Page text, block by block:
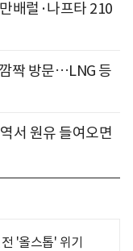
배럴·나프타 210
짝 방문…LNG 등
서 원유 들여오면
'올스톱' 위기